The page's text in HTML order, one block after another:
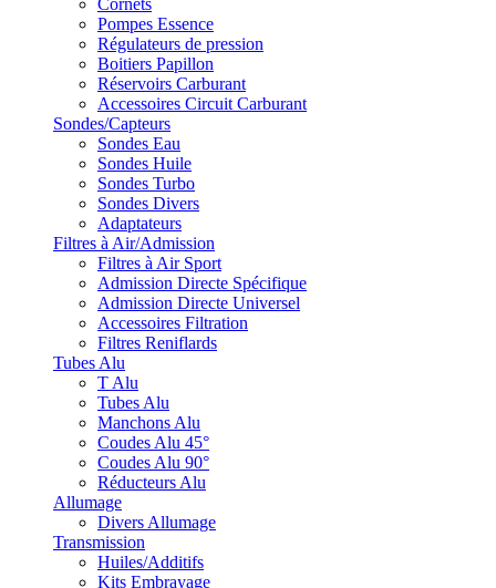
Cornets
Pompes Essence
Régulateurs de pression
Boitiers Papillon
Réservoirs Carburant
Accessoires Circuit Carburant
Sondes/Capteurs
Sondes Eau
Sondes Huile
Sondes Turbo
Sondes Divers
Adaptateurs
Filtres à Air/Admission
Filtres à Air Sport
Admission Directe Spécifique
Admission Directe Universel
Accessoires Filtration
Filtres Reniflards
Tubes Alu
T Alu
Tubes Alu
Manchons Alu
Coudes Alu 45°
Coudes Alu 90°
Réducteurs Alu
Allumage
Divers Allumage
Transmission
Huiles/Additifs
Kits Embrayage